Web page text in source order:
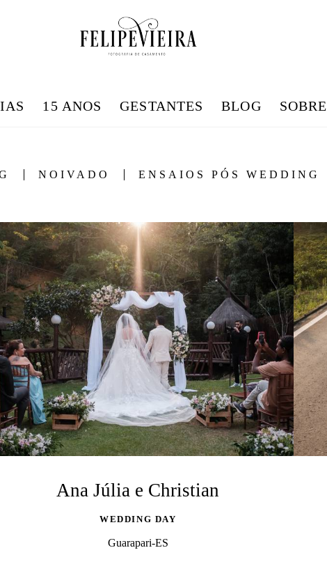
15 ANOS GESTANTES BLOG SOBRE
NOIVADO ENSAIOS PÓS WEDDING
Ana Júlia e Christian
WEDDING DAY
Guarapari-ES